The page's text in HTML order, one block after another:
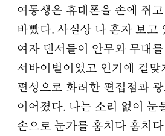
여동생은 휴대폰을 손에 쥐고
바빴다. 사실상 나 혼자 보고
여자 댄서들이 안무와 무대
서바이벌이었고 인기에 걸맞
편성으로 화려한 편집점과 광
이어졌다. 나는 소리 없이 눈
손으로 눈가를 훔치다 훔치